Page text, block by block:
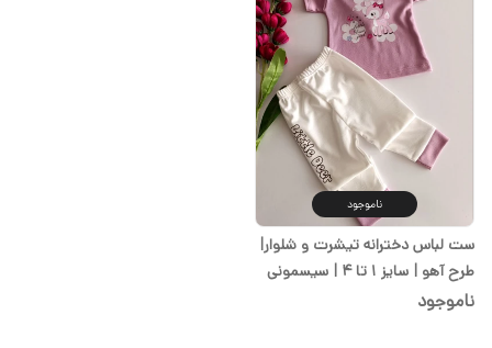
ناموجود
ست لباس دخترانه تیشرت و شلوار|
طرح آهو | سایز ۱ تا ۴ | سیسمونی
شیدا
ناموجود